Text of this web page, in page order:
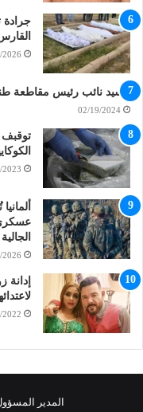
جرادة
2026
السيد نائب رئيس مقاطعة
02/19/2024
2023
عسكري
2026
2022
المدير